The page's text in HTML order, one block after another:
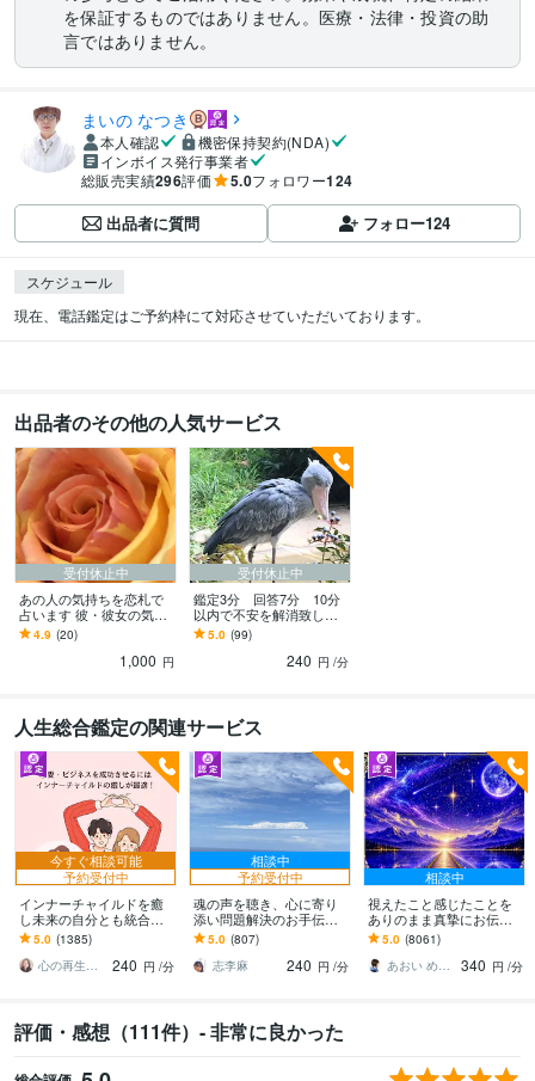
を保証するものではありません。医療・法律・投資の助
言ではありません。
まいの なつき
本人確認
機密保持契約(NDA)
インボイス発行事業者
総販売実績296評価 5.0フォロワー124
出品者に質問 フォロー124
スケジュール
現在、電話鑑定はご予約枠にて対応させていただいております。
出品者のその他の人気サービス
受付休止中
あの人の気持ちを恋札で
占います 彼・彼女の気持
ちが知りたい、アドバイ
スが必要な方へ
4.9 (20)
1,000 円
受付休止中
鑑定3分 回答7分 10分
以内で不安を解消致しま
す 彼のお気持ち 今のお
悩み 近未來 お客様の
メンターになります
5.0 (99)
240 円 /分
人生総合鑑定の関連サービス
今すぐ相談可能
予約受付中
インナーチャイルドを癒
し未来の自分とも統合し
ます 両親へのネガティブ
な感情が お金や人間関係
に影響してる？
5.0 (1385)
心の再生セラピスト YASUKO
240 円 /分
相談中
予約受付中
魂の声を聴き、心に寄り
添い問題解決のお手伝い
します 恋愛·人間関係·家族
·仕事·HSPさん…魂の望む
方へ✩.*˚
5.0 (807)
志李麻
240 円 /分
相談中
視えたこと感じたことを
ありのまま真摯にお伝え
します 現実とスピリチュ
アルを繋ぐ鑑定であなた
の心に寄り添います
5.0 (8061)
あおい めぐみ✴︎魂の声伝達屋さん
340 円 /分
評価・感想（111件）- 非常に良かった